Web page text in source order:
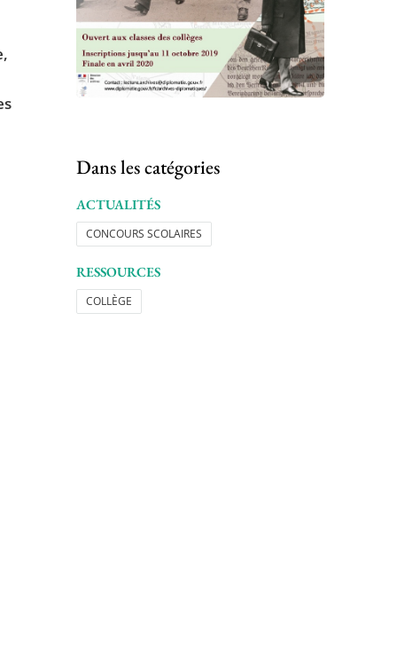
Dans les catégories
ACTUALITÉS
CONCOURS SCOLAIRES
RESSOURCES
COLLÈGE